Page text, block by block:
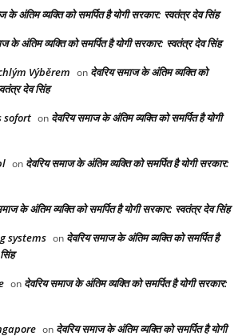
के अंतिम व्यक्ति को समर्पित है योगी सरकार: स्वतंत्र देव सिंह
के अंतिम व्यक्ति को समर्पित है योगी सरकार: स्वतंत्र देव सिंह
Výběrem on देवरिय समाज के अंतिम व्यक्ति को
देव सिंह
sofort on देवरिय समाज के अंतिम व्यक्ति को समर्पित है योगी
on देवरिय समाज के अंतिम व्यक्ति को समर्पित है योगी सरकार:
के अंतिम व्यक्ति को समर्पित है योगी सरकार: स्वतंत्र देव सिंह
systems on देवरिय समाज के अंतिम व्यक्ति को समर्पित है
on देवरिय समाज के अंतिम व्यक्ति को समर्पित है योगी सरकार:
on देवरिय समाज के अंतिम व्यक्ति को समर्पित है योगी